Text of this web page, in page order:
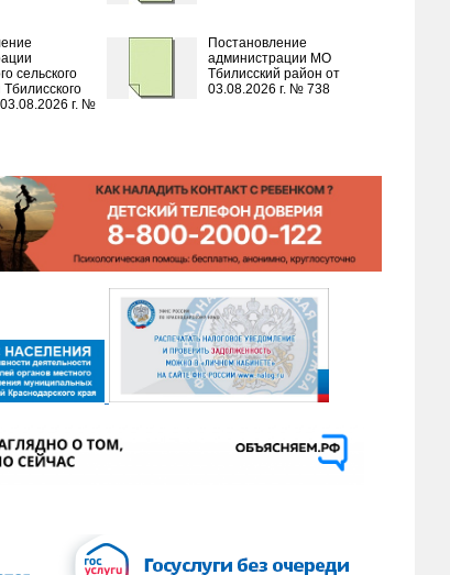
сельского
г. №
Постановление
администрации МО
Тбилисский район от
03.08.2026 г. № 738